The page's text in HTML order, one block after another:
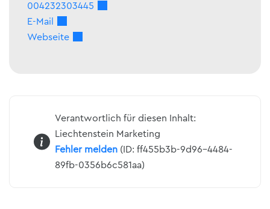
004232303445
E-Mail
Webseite
Verantwortlich für diesen Inhalt:
Liechtenstein Marketing
Fehler melden (ID: ff455b3b-9d96-4484-
89fb-0356b6c581aa)